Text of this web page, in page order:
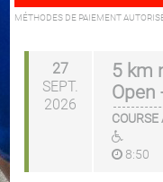
MÉTHODES DE PAIEMENT
27
SEPT.
2026
5 km
Open
COURSE
8:50